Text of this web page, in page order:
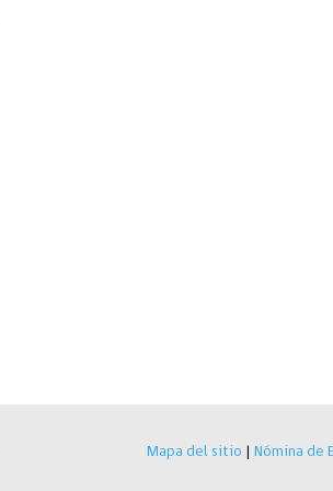
Mapa del sitio Nómina de